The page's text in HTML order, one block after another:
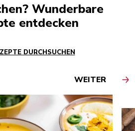
Wunderbare
entdecken
DURCHSUCHEN
WEITER